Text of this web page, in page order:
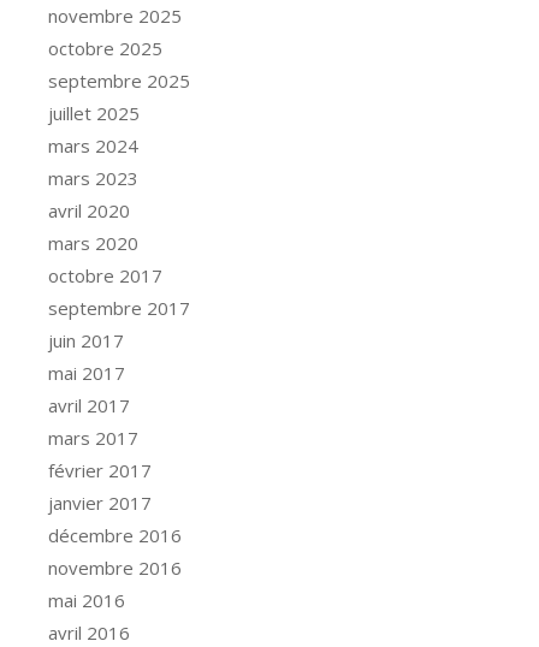
novembre 2025
octobre 2025
septembre 2025
juillet 2025
mars 2024
mars 2023
avril 2020
mars 2020
octobre 2017
septembre 2017
juin 2017
mai 2017
avril 2017
mars 2017
février 2017
janvier 2017
décembre 2016
novembre 2016
mai 2016
avril 2016